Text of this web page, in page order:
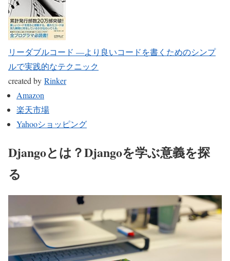
リーダブルコード ―より良いコードを書くためのシンプ
ルで実践的なテクニック
created by Rinker
Amazon
楽天市場
Yahooショッピング
Djangoとは？Djangoを学ぶ意義を探
る